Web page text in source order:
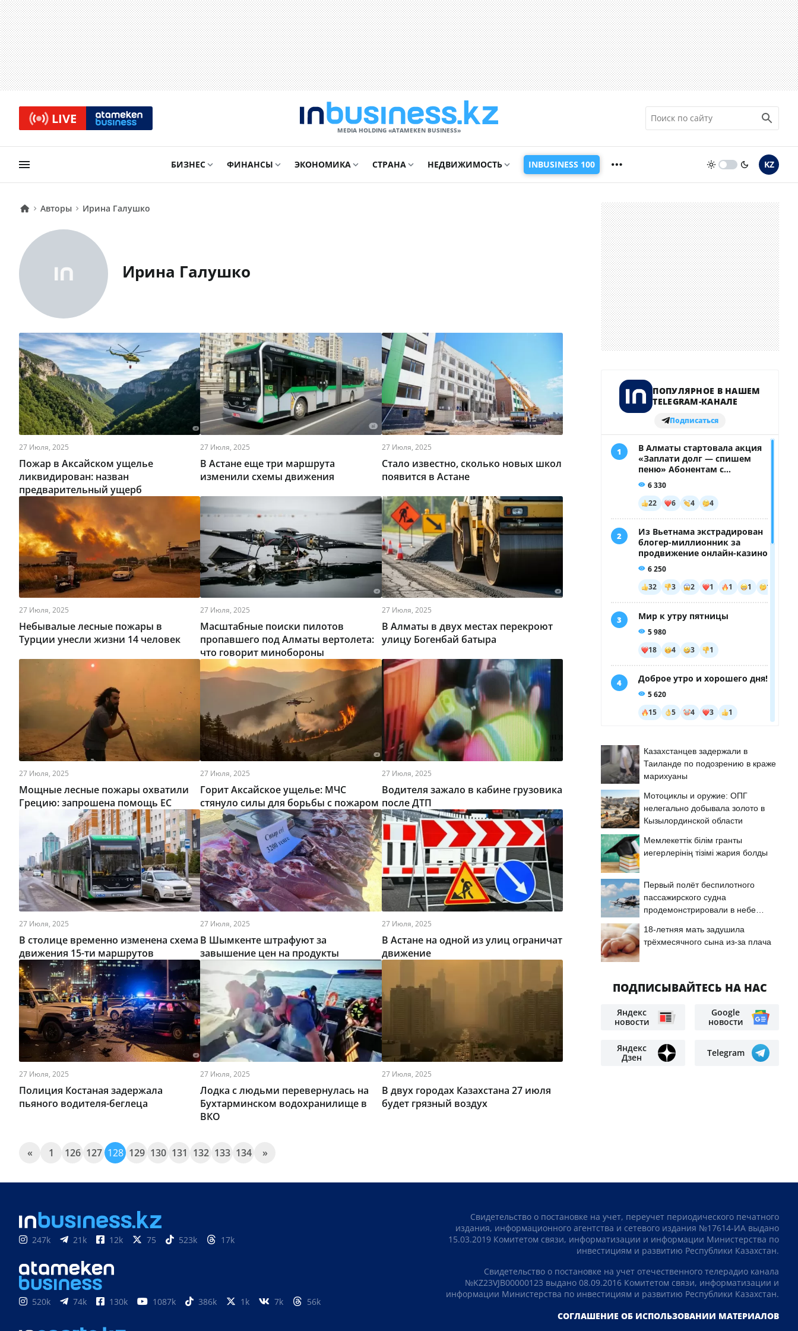
LIVE
MEDIA HOLDING «ATAMEKЕN BUSINESS»
БИЗНЕС ФИНАНСЫ ЭКОНОМИКА СТРАНА НЕДВИЖИМОСТЬ INBUSINESS 100 KZ
Авторы Ирина Галушко
Ирина Галушко
27 Июля, 2025
Пожар в Аксайском ущелье
ликвидирован: назван
предварительный ущерб
27 Июля, 2025
В Астане еще три маршрута
изменили схемы движения
27 Июля, 2025
Стало известно, сколько новых школ
появится в Астане
27 Июля, 2025
Небывалые лесные пожары в
Турции унесли жизни 14 человек
27 Июля, 2025
Масштабные поиски пилотов
пропавшего под Алматы вертолета:
что говорит минобороны
27 Июля, 2025
В Алматы в двух местах перекроют
улицу Богенбай батыра
27 Июля, 2025
Мощные лесные пожары охватили
Грецию: запрошена помощь ЕС
27 Июля, 2025
Горит Аксайское ущелье: МЧС
стянуло силы для борьбы с пожаром
27 Июля, 2025
Водителя зажало в кабине грузовика
после ДТП
27 Июля, 2025
В столице временно изменена схема
движения 15-ти маршрутов
27 Июля, 2025
В Шымкенте штрафуют за
завышение цен на продукты
27 Июля, 2025
В Астане на одной из улиц ограничат
движение
27 Июля, 2025
Полиция Костаная задержала
пьяного водителя-беглеца
27 Июля, 2025
Лодка с людьми перевернулась на
Бухтарминском водохранилище в
ВКО
27 Июля, 2025
В двух городах Казахстана 27 июля
будет грязный воздух
« 1 126 127 128 129 130 131 132 133 134 »
Казахстанцев задержали в
Таиланде по подозрению в краже
марихуаны
Мотоциклы и оружие: ОПГ
нелегально добывала золото в
Кызылординской области
Мемлекеттік білім гранты
иегерлерінің тізімі жария болды
Первый полёт беспилотного
пассажирского судна
продемонстрировали в небе
18-летняя мать задушила
трёхмесячного сына из-за плача
ПОДПИСЫВАЙТЕСЬ НА НАС
Яндекс
новости
Google
новости
Яндекс
Дзен
Telegram
247k 21k 12k 75 523k 17k
520k 74k 130k 1087k 386k 1k 7k 56k
Свидетельство о постановке на учет, переучет периодического печатного
издания, информационного агентства и сетевого издания №17614-ИА выдано
15.03.2019 Комитетом связи, информатизации и информации Министерства по
инвестициям и развитию Республики Казахстан.
Свидетельство о постановке на учет отечественного телерадио канала
№KZ23VJB00000123 выдано 08.09.2016 Комитетом связи, информатизации и
информации Министерства по инвестициям и развитию Республики Казахстан.
СОГЛАШЕНИЕ ОБ ИСПОЛЬЗОВАНИИ МАТЕРИАЛОВ